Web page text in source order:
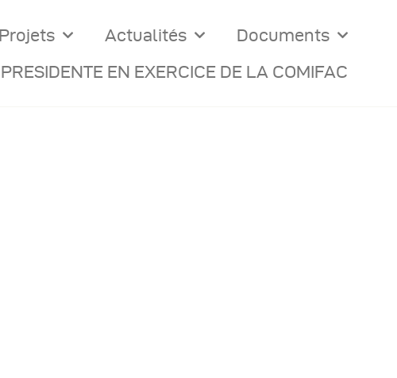
Projets Actualités
Documents
EN EXERCICE DE LA COMIFAC